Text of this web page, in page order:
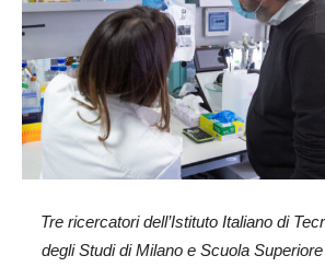
Tre ricercatori dell’Istituto Italiano di
degli Studi di Milano e Scuola Superiore